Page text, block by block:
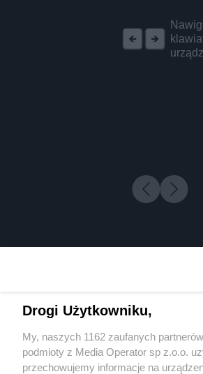
Wydawca mediów lokalnych
Drogi Użytkowniku,
My, naszych 1162 zaufanych
podmioty z Media Operator sp z.o.o.
przechowujemy informacje na